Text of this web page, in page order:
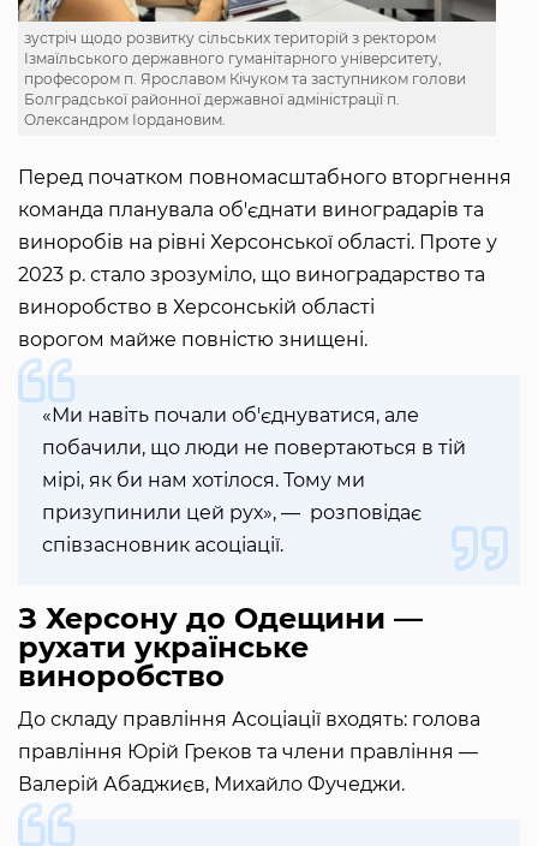
зустріч щодо розвитку сільських територій з ректором
Ізмаїльського державного гуманітарного університету,
професором п. Ярославом Кічуком та заступником голови
Болградської районної державної адміністрації п.
Олександром Іордановим.
Перед початком повномасштабного вторгнення
команда планувала об'єднати виноградарів та
виноробів на рівні Херсонської області. Проте у
2023 р. стало зрозуміло, що виноградарство та
виноробство в Херсонській області
ворогом майже повністю знищені.
«Ми навіть почали об'єднуватися, але
побачили, що люди не повертаються в тій
мірі, як би нам хотілося. Тому ми
призупинили цей рух», — розповідає
співзасновник асоціації.
З Херсону до Одещини —
рухати українське
виноробство
До складу правління Асоціації входять: голова
правління Юрій Греков та члени правління —
Валерій Абаджиєв, Михайло Фучеджи.